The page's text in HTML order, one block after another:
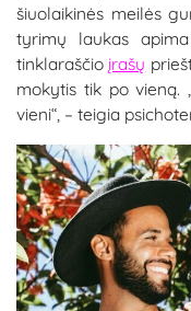
šiuolaikinės meilės
tyrimų laukas
tinklaraščio įrašų
mokytis tik po vieną.
vieni“, – teigia